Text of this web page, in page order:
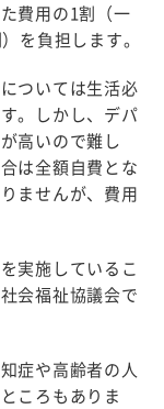
費用の1割（一
を負担します。
ついては生活必
。しかし、デパ
高いので難し
は全額自費とな
ませんが、費用
実施しているこ
会福祉協議会で
症や高齢者の人
ころもありま